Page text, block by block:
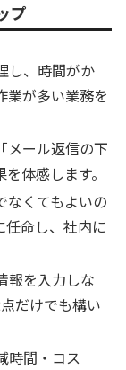
プ
し、時間がか
業が多い業務を
メール返信の下
体感します。
なくてもよいの
任命し、社内に
報を入力しな
だけでも構い
時間・コス